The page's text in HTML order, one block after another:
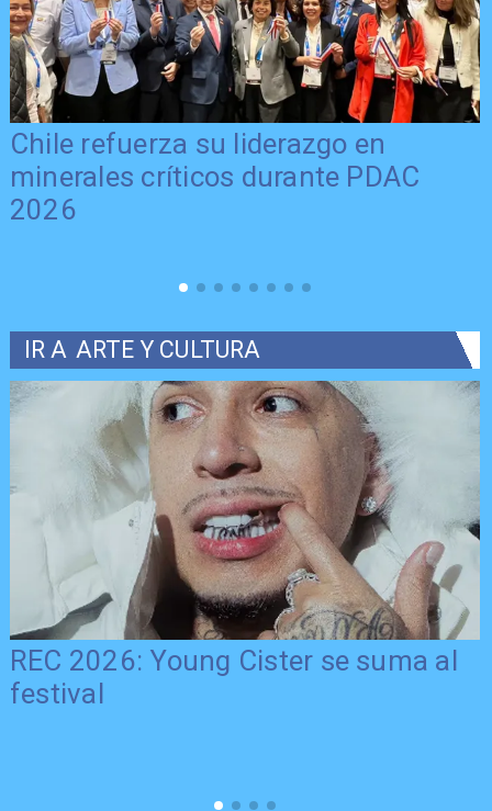
Chile refuerza su liderazgo en
minerales críticos durante PDAC
2026
IR A ARTE Y CULTURA
REC 2026: Young Cister se suma al
festival